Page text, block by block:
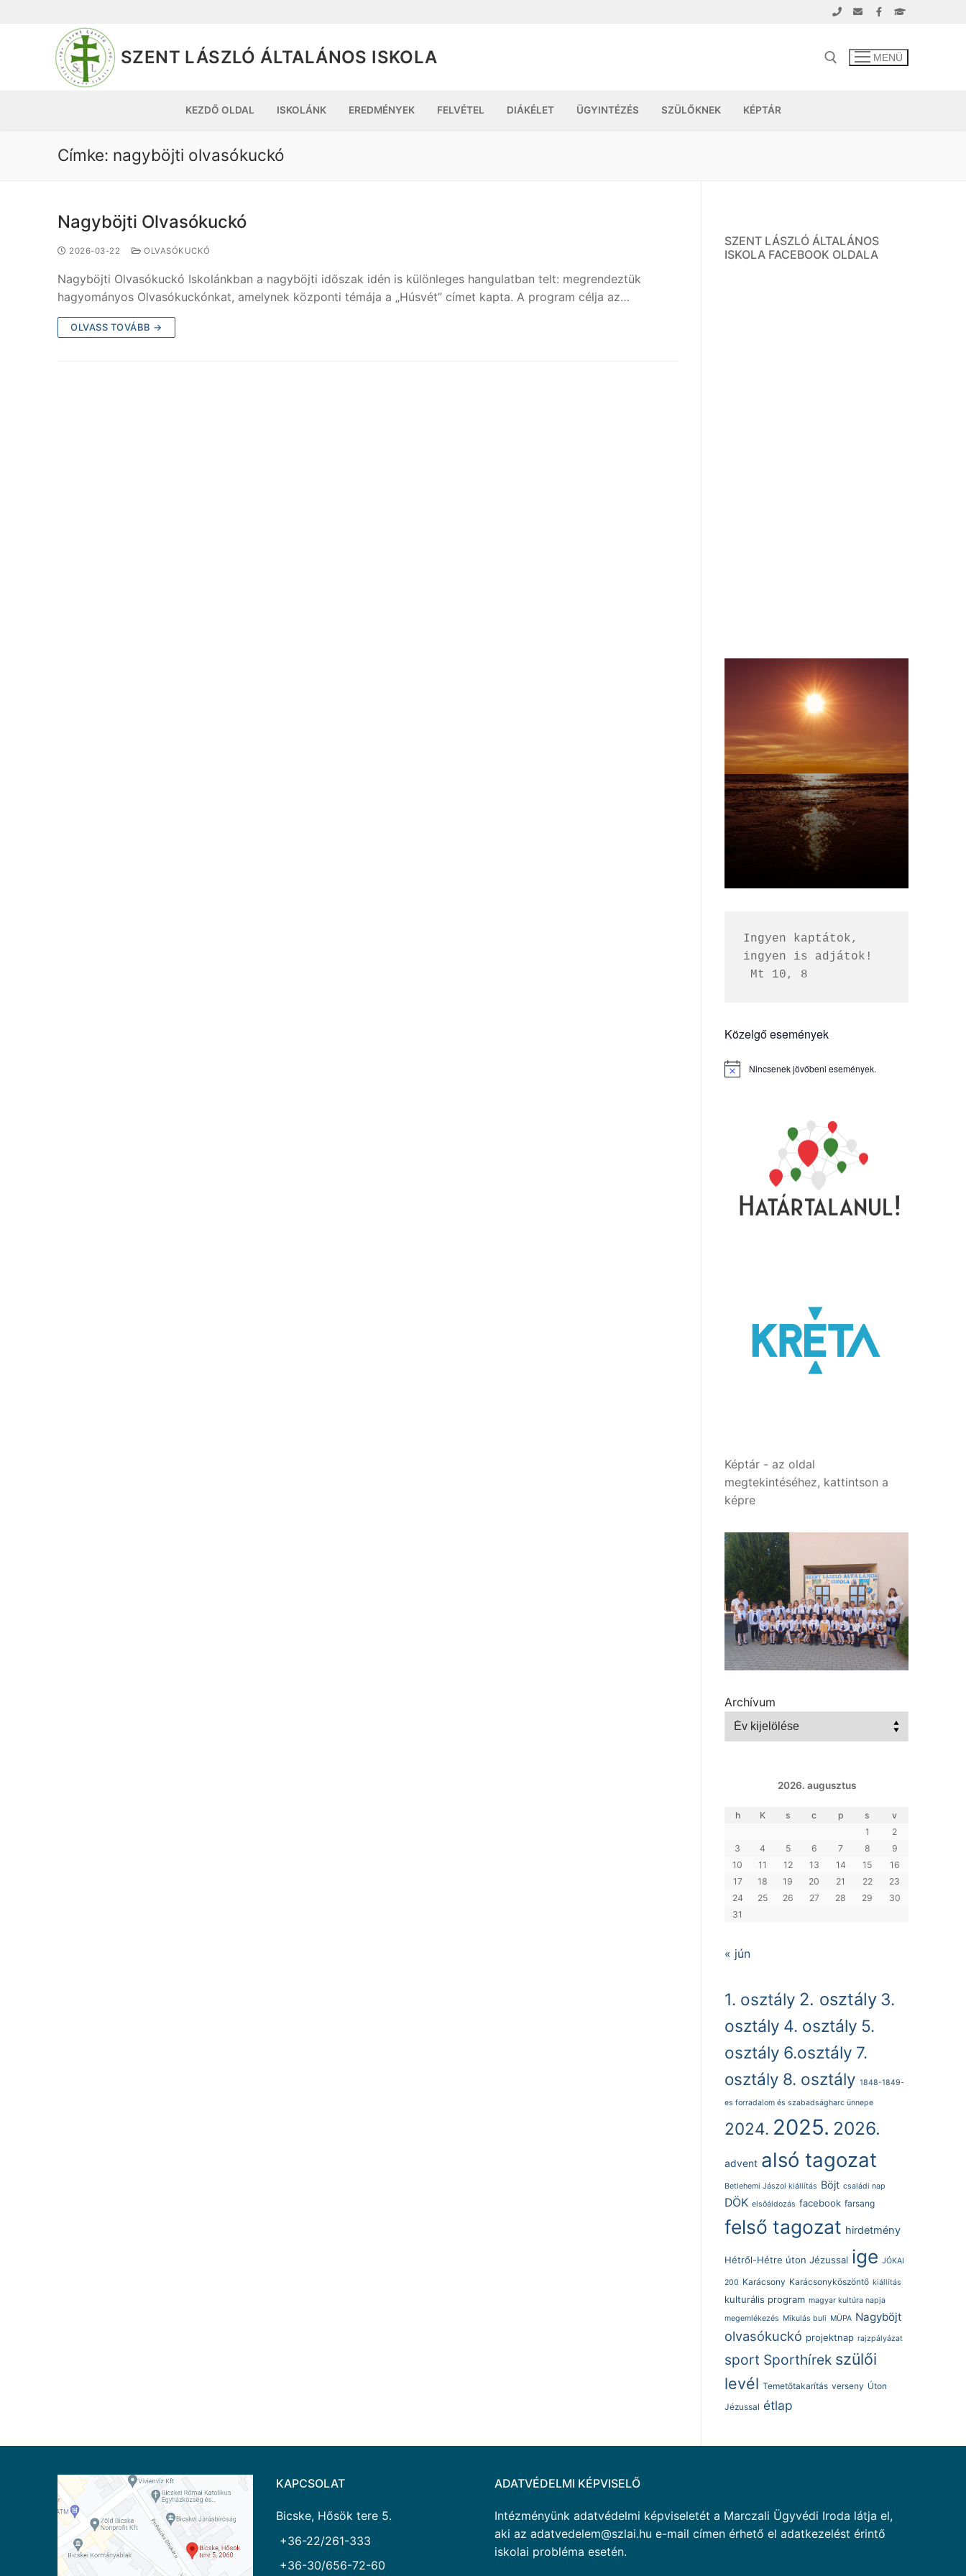
SZENT LÁSZLÓ ÁLTALÁNOS ISKOLA MENÜ
KEZDŐ OLDAL ISKOLÁNK EREDMÉNYEK FELVÉTEL DIÁKÉLET ÜGYINTÉZÉS SZÜLŐKNEK KÉPTÁR
Címke: nagyböjti olvasókuckó
Nagyböjti Olvasókuckó
2026-03-22 OLVASÓKUCKÓ
Nagyböjti Olvasókuckó Iskolánkban a nagyböjti időszak idén is különleges hangulatban telt: megrendeztük
hagyományos Olvasókuckónkat, amelynek központi témája a „Húsvét” címet kapta. A program célja az…
OLVASS TOVÁBB →
SZENT LÁSZLÓ ÁLTALÁNOS
ISKOLA FACEBOOK OLDALA
Ingyen kaptátok,
ingyen is adjátok!
Mt 10, 8
Közelgő események
Notice Nincsenek jövőbeni események.
Képtár - az oldal
megtekintéséhez, kattintson a
képre
Archívum
2026. augusztus
h K s c p s
v
1
2
3
4 5 6 7 8
9
10
11 12 13 14 15
16
17
18 19 20 21 22
23
24
25 26 27 28 29
30
31
« jún
1. osztály 2. osztály 3.
osztály 4. osztály 5.
osztály 6.osztály 7.
osztály 8. osztály 1848-1849-
es forradalom és szabadságharc ünnepe
2024. 2025. 2026.
advent alsó tagozat
Betlehemi Jászol kiállítás Böjt családi nap
DÖK elsőáldozás facebook farsang
felső tagozat hirdetmény
Hétről-Hétre úton Jézussal ige JÓKAI
200 Karácsony Karácsonyköszöntő kiállítás
kulturális program magyar kultúra napja
megemlékezés Mikulás buli MÜPA Nagyböjt
olvasókuckó projektnap rajzpályázat
sport Sporthírek szülői
levél Temetőtakarítás verseny Úton
Jézussal étlap
KAPCSOLAT
Bicske, Hősök tere 5.
+36-22/261-333
+36-30/656-72-60
ADATVÉDELMI KÉPVISELŐ
Intézményünk adatvédelmi képviseletét a Marczali Ügyvédi Iroda látja el,
aki az adatvedelem@szlai.hu e-mail címen érhető el adatkezelést érintő
iskolai probléma esetén.